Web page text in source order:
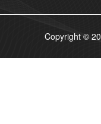
Copyright ©